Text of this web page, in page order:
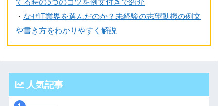
てる時の3つのコツを例文付きで紹介
・ なぜIT業界を選んだのか？未経験の志望動機の例文
や書き方をわかりやすく解説
人気記事